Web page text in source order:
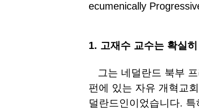
ecumenically
1. 고재수 교수는 확실
그는 네덜란드 북부
펀에 있는 자유 개혁교
덜란드인이었습니다.